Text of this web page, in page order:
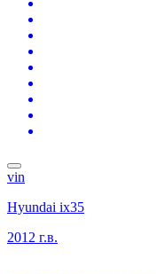
vin
Hyundai ix35
2012 г.в.